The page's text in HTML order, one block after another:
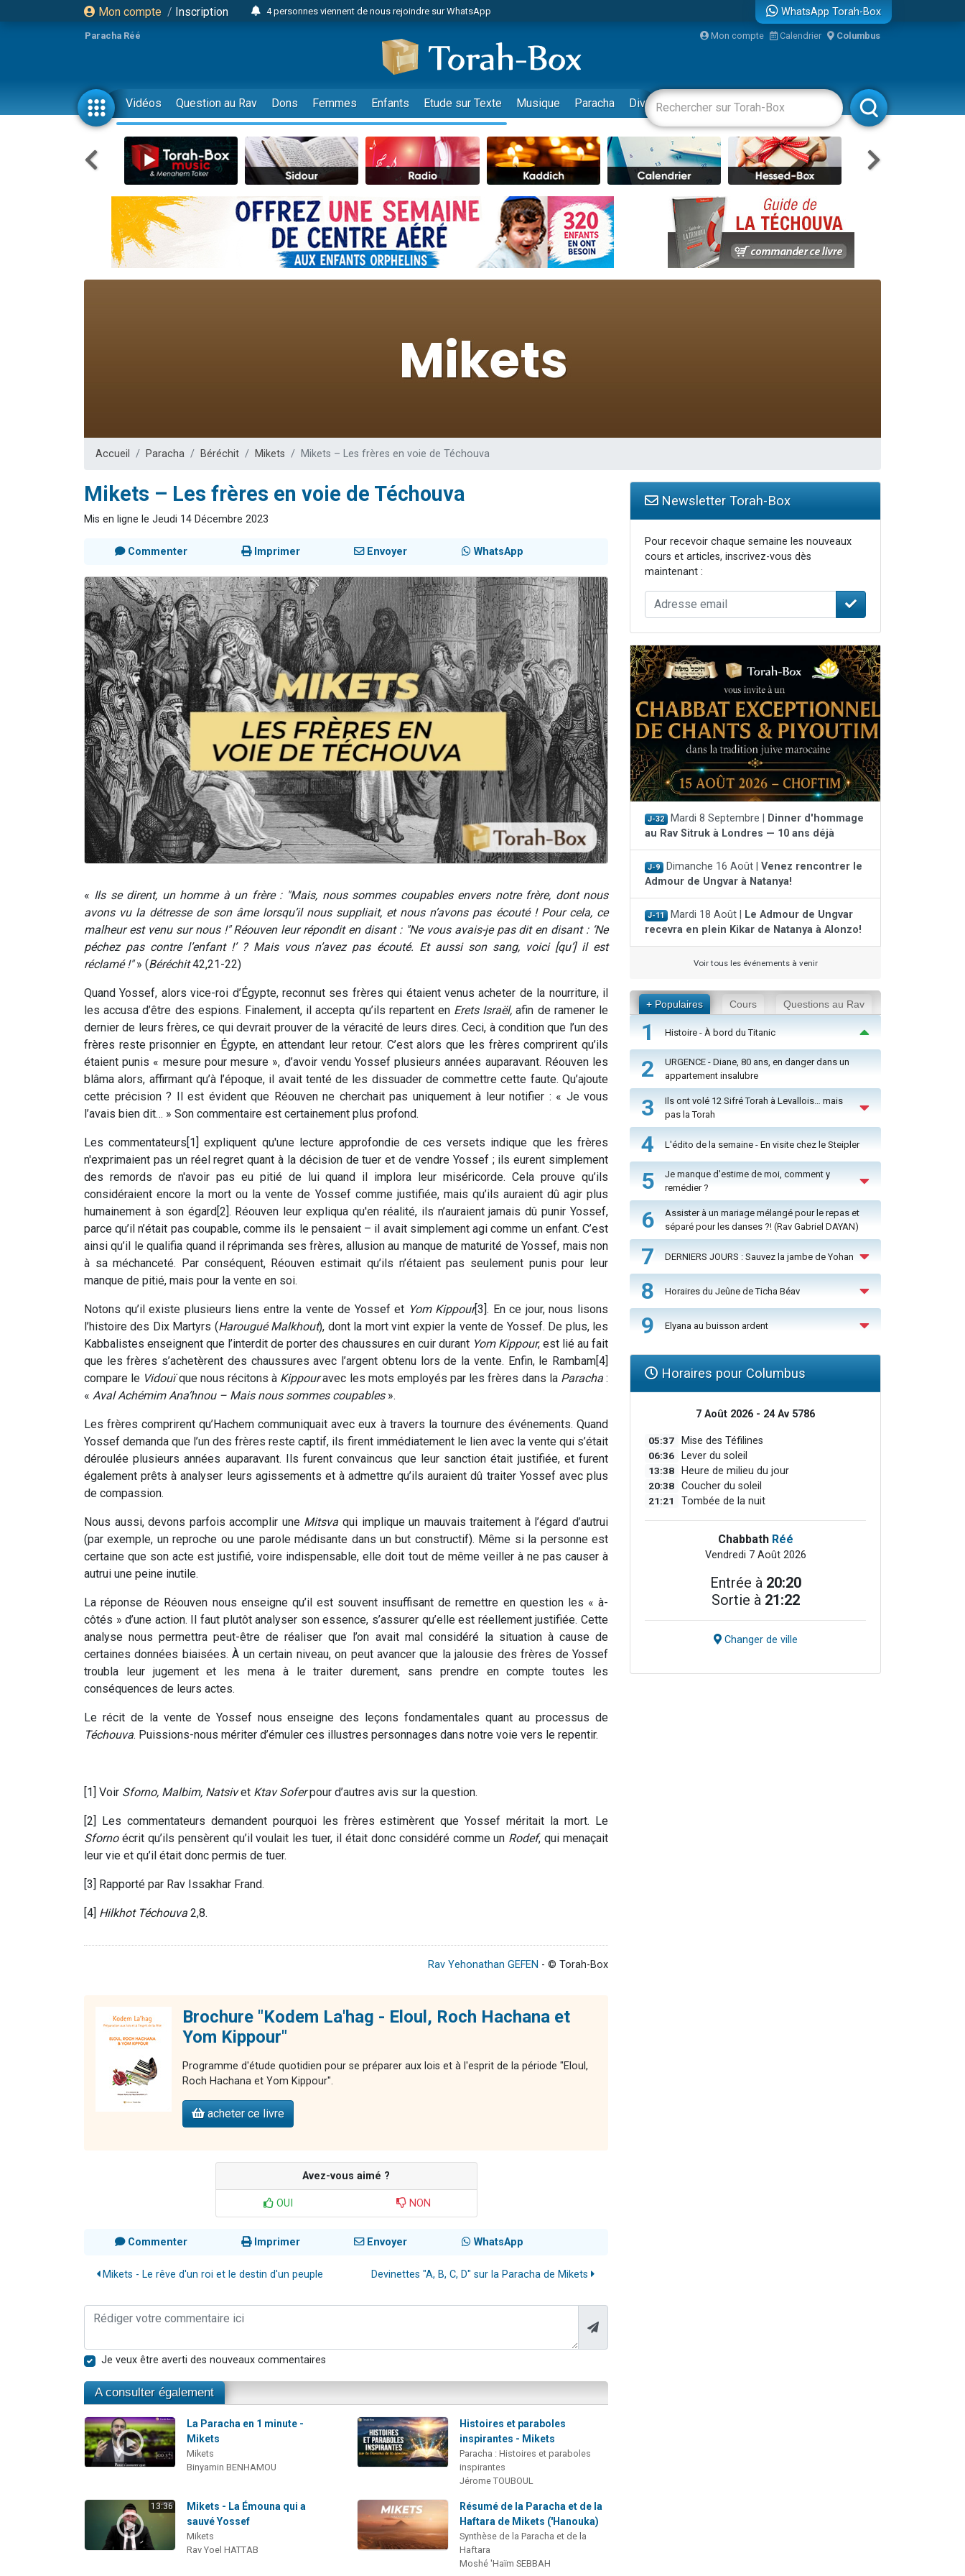
Mon compte / Inscription
4 personnes viennent de nous rejoindre sur WhatsApp
Odaya vient de donner son Maasser
3 personnes viennent de faire un don pour 5 jours de vacances aux Orphelins
3 personnes viennent de faire un don pour Diane, 80 ans, dans un appartement insalubre
13 personnes viennent de demander une bénédiction
2 personnes viennent de nous rejoindre sur WhatsApp
30 personnes viennent de faire un don pour Sauvez la jambe de Yohan
Il reste 49 places pour étudier en groupe sur Zoom
12 nouvelles musiques dans Torah-Box Music
3 personnes viennent de nous rejoindre sur WhatsApp
2 personnes viennent de nous rejoindre sur WhatsApp
3 personnes viennent de nous rejoindre sur WhatsApp
61 personnes viennent de demander une bénédiction
Ariel vient de donner son Maasser
WhatsApp Torah-Box
Paracha Réé Mon compte Calendrier Columbus
Vidéos Question au Rav Dons Femmes Enfants Etude sur Texte Musique Paracha Divertissements Livres Rabbanim
Accueil Paracha Béréchit Mikets Mikets – Les frères en voie de Téchouva
Mikets – Les frères en voie de Téchouva
Mis en ligne le Jeudi 14 Décembre 2023
Commenter Imprimer Envoyer WhatsApp
« Ils se dirent, un homme à un frère : "Mais, nous sommes coupables envers notre frère, dont nous
avons vu la détresse de son âme lorsqu’il nous suppliait, et nous n’avons pas écouté ! Pour cela, ce
malheur est venu sur nous !" Réouven leur répondit en disant : "Ne vous avais-je pas dit en disant : ‘Ne
péchez pas contre l’enfant !’ ? Mais vous n’avez pas écouté. Et aussi son sang, voici [qu’] il est
réclamé !"» (Béréchit42,21-22)
Quand Yossef, alors vice-roi d’Égypte, reconnut ses frères qui étaient venus acheter de la nourriture, il
les accusa d’être des espions. Finalement, il accepta qu’ils repartent en Erets Israël, afin de ramener le
dernier de leurs frères, ce qui devrait prouver de la véracité de leurs dires. Ceci, à condition que l’un des
frères reste prisonnier en Égypte, en attendant leur retour. C’est alors que les frères comprirent qu’ils
étaient punis « mesure pour mesure », d’avoir vendu Yossef plusieurs années auparavant. Réouven les
blâma alors, affirmant qu’à l’époque, il avait tenté de les dissuader de commettre cette faute. Qu’ajoute
cette précision ? Il est évident que Réouven ne cherchait pas uniquement à leur notifier : « Je vous
l’avais bien dit… » Son commentaire est certainement plus profond.
Les commentateurs[1] expliquent qu'une lecture approfondie de ces versets indique que les frères
n'exprimaient pas un réel regret quant à la décision de tuer et de vendre Yossef ; ils eurent simplement
des remords de n'avoir pas eu pitié de lui quand il implora leur miséricorde. Cela prouve qu’ils
considéraient encore la mort ou la vente de Yossef comme justifiée, mais qu’ils auraient dû agir plus
humainement à son égard[2]. Réouven leur expliqua qu'en réalité, ils n’auraient jamais dû punir Yossef,
parce qu’il n’était pas coupable, comme ils le pensaient – il avait simplement agi comme un enfant. C’est
ainsi qu’il le qualifia quand il réprimanda ses frères, allusion au manque de maturité de Yossef, mais non
à sa méchanceté. Par conséquent, Réouven estimait qu’ils n’étaient pas seulement punis pour leur
manque de pitié, mais pour la vente en soi.
Notons qu’il existe plusieurs liens entre la vente de Yossef et Yom Kippour[3]. En ce jour, nous lisons
l’histoire des Dix Martyrs (Harougué Malkhout), dont la mort vint expier la vente de Yossef. De plus, les
Kabbalistes enseignent que l’interdit de porter des chaussures en cuir durant Yom Kippour, est lié au fait
que les frères s’achetèrent des chaussures avec l’argent obtenu lors de la vente. Enfin, le Rambam[4]
compare le Vidouïque nous récitons à Kippouravec les mots employés par les frères dans la Paracha:
« Aval Achémim Ana’hnou – Mais nous sommes coupables».
Les frères comprirent qu’Hachem communiquait avec eux à travers la tournure des événements. Quand
Yossef demanda que l’un des frères reste captif, ils firent immédiatement le lien avec la vente qui s’était
déroulée plusieurs années auparavant. Ils furent convaincus que leur sanction était justifiée, et furent
également prêts à analyser leurs agissements et à admettre qu’ils auraient dû traiter Yossef avec plus
de compassion.
Nous aussi, devons parfois accomplir une Mitsva qui implique un mauvais traitement à l’égard d’autrui
(par exemple, un reproche ou une parole médisante dans un but constructif). Même si la personne est
certaine que son acte est justifié, voire indispensable, elle doit tout de même veiller à ne pas causer à
autrui une peine inutile.
La réponse de Réouven nous enseigne qu’il est souvent insuffisant de remettre en question les « à-
côtés » d’une action. Il faut plutôt analyser son essence, s’assurer qu’elle est réellement justifiée. Cette
analyse nous permettra peut-être de réaliser que l’on avait mal considéré la situation à cause de
certaines données biaisées. À un certain niveau, on peut avancer que la jalousie des frères de Yossef
troubla leur jugement et les mena à le traiter durement, sans prendre en compte toutes les
conséquences de leurs actes.
Le récit de la vente de Yossef nous enseigne des leçons fondamentales quant au processus de
Téchouva. Puissions-nous mériter d’émuler ces illustres personnages dans notre voie vers le repentir.
[1] Voir Sforno, Malbim, Natsivet Ktav Soferpour d’autres avis sur la question.
[2] Les commentateurs demandent pourquoi les frères estimèrent que Yossef méritait la mort. Le
Sfornoécrit qu’ils pensèrent qu’il voulait les tuer, il était donc considéré comme un Rodef, qui menaçait
leur vie et qu’il était donc permis de tuer.
[3] Rapporté par Rav Issakhar Frand.
[4] Hilkhot Téchouva 2,8.
Rav Yehonathan GEFEN - © Torah-Box
Brochure "Kodem La'hag - Eloul, Roch Hachana et
Yom Kippour"
Programme d'étude quotidien pour se préparer aux lois et à l'esprit de la période "Eloul,
Roch Hachana et Yom Kippour".
acheter ce livre
Avez-vous aimé ?
OUI NON
Commenter Imprimer Envoyer WhatsApp
Mikets - Le rêve d'un roi et le destin d'un peuple Devinettes "A, B, C, D" sur la Paracha de Mikets
Je veux être averti des nouveaux commentaires
A consulter également
La Paracha en 1 minute -
Mikets
Mikets
Binyamin BENHAMOU
Histoires et paraboles
inspirantes - Mikets
Paracha : Histoires et paraboles
inspirantes
Jérome TOUBOUL
13:36
Mikets - La Émouna qui a
sauvé Yossef
Mikets
Rav Yoel HATTAB
Résumé de la Paracha et de la
Haftara de Mikets ('Hanouka)
Synthèse de la Paracha et de la
Haftara
Moshé 'Haïm SEBBAH
Newsletter Torah-Box
Pour recevoir chaque semaine les nouveaux
cours et articles, inscrivez-vous dès
maintenant :
J-32 Mardi 8 Septembre |
Dinner d'hommage
au Rav Sitruk à Londres — 10 ans déjà
J-9 Dimanche 16 Août | Venez rencontrer le
Admour de Ungvar à Natanya!
J-11 Mardi 18 Août |
Le Admour de Ungvar
recevra en plein Kikar de Natanya à Alonzo!
Voir tous les événements à venir
+ Populaires Cours Questions au Rav
1 Histoire - À bord du Titanic
2
URGENCE - Diane, 80 ans, en danger dans un
appartement insalubre
3
Ils ont volé 12 Sifré Torah à Levallois… mais
pas la Torah
4 L'édito de la semaine - En visite chez le Steipler
5
Je manque d'estime de moi, comment y
remédier ?
6
Assister à un mariage mélangé pour le repas et
séparé pour les danses ?! (Rav Gabriel DAYAN)
7 DERNIERS JOURS : Sauvez la jambe de Yohan
8 Horaires du Jeûne de Ticha Béav
9 Elyana au buisson ardent
Horaires pour Columbus
7 Août 2026 - 24 Av 5786
05:37 Mise des Téfilines
06:36 Lever du soleil
13:38 Heure de milieu du jour
20:38 Coucher du soleil
21:21 Tombée de la nuit
Chabbath Réé
Vendredi 7 Août 2026
Entrée à 20:20
Sortie à 21:22
Changer de ville